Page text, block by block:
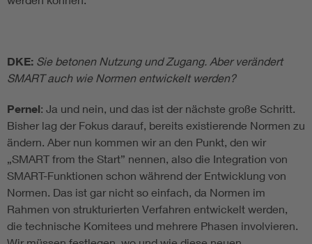
DKE: Sie betonen Nutzung und Zugang. Aber verändert
SMART auch wie Normen entwickelt werden?
Pernel: Ja und nein, und das ist der nächste große Schritt.
Bisher lag der Fokus darauf, bereits existierende Normen zu
ändern. Aber nun kommen wir an den Punkt, den wir
„SMART from the Start” nennen, also die Integration von
SMART-Funktionen schon während der Entwicklung von
Normen. Das ist gar nicht so einfach, da Normen im
Rahmen von strukturierten Verfahren entwickelt werden,
die technische Komitees und mehrere Phasen involvieren.